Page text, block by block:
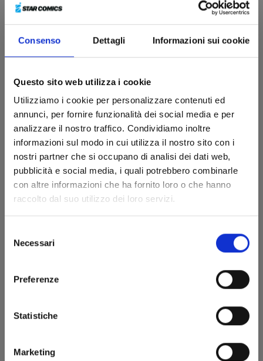
Consenso Dettagli Informazioni sui cookie
Questo sito web utilizza i cookie
Utilizziamo i cookie per personalizzare contenuti ed
annunci, per fornire funzionalità dei social media e per
analizzare il nostro traffico. Condividiamo inoltre
informazioni sul modo in cui utilizza il nostro sito con i
nostri partner che si occupano di analisi dei dati web,
pubblicità e social media, i quali potrebbero combinarle
con altre informazioni che ha fornito loro o che hanno
raccolto dal suo utilizzo dei loro servizi.
delNecessari
Preferenze
Statistiche
Marketing
MY HERO ACADEMIA TEAM UP MISSION n. 5
25/06/2024
€ 5,20